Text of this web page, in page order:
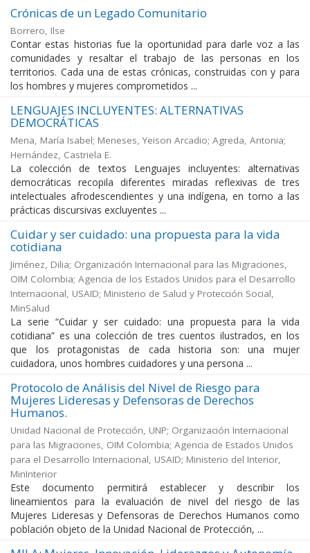
Crónicas de un Legado Comunitario
Borrero, Ilse
Contar estas historias fue la oportunidad para darle voz a las
comunidades y resaltar el trabajo de las personas en los
territorios. Cada una de estas crónicas, construidas con y para
los hombres y mujeres comprometidos ...
LENGUAJES INCLUYENTES: ALTERNATIVAS
DEMOCRÁTICAS
Mena, María Isabel; Meneses, Yeison Arcadio; Agreda, Antonia;
Hernández, Castriela E.
La colección de textos Lenguajes incluyentes: alternativas
democráticas recopila diferentes miradas reflexivas de tres
intelectuales afrodescendientes y una indígena, en torno a las
prácticas discursivas excluyentes ...
Cuidar y ser cuidado: una propuesta para la vida
cotidiana
Jiménez, Dilia; Organización Internacional para las Migraciones,
OIM Colombia; Agencia de los Estados Unidos para el Desarrollo
Internacional, USAID; Ministerio de Salud y Protección Social,
MinSalud
La serie “Cuidar y ser cuidado: una propuesta para la vida
cotidiana” es una colección de tres cuentos ilustrados, en los
que los protagonistas de cada historia son: una mujer
cuidadora, unos hombres cuidadores y una persona ...
Protocolo de Análisis del Nivel de Riesgo para
Mujeres Lideresas y Defensoras de Derechos
Humanos.
Unidad Nacional de Protección, UNP; Organización Internacional
para las Migraciones, OIM Colombia; Agencia de Estados Unidos
para el Desarrollo Internacional, USAID; Ministerio del Interior,
MinInterior
Este documento permitirá establecer y describir los
lineamientos para la evaluación de nivel del riesgo de las
Mujeres Lideresas y Defensoras de Derechos Humanos como
población objeto de la Unidad Nacional de Protección, ...